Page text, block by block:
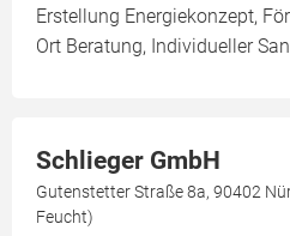
Erstellung Energiekonzept,
Ort Beratung, Individueller
Schlieger GmbH
Gutenstetter Straße 8a, 90402
Feucht)